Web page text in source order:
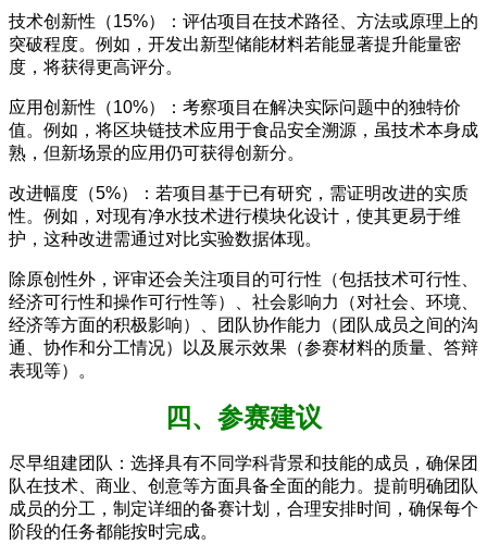
技术创新性（15%）：评估项目在技术路径、方法或原理上的
突破程度。例如，开发出新型储能材料若能显著提升能量密
度，将获得更高评分。
应用创新性（10%）：考察项目在解决实际问题中的独特价
值。例如，将区块链技术应用于食品安全溯源，虽技术本身成
熟，但新场景的应用仍可获得创新分。
改进幅度（5%）：若项目基于已有研究，需证明改进的实质
性。例如，对现有净水技术进行模块化设计，使其更易于维
护，这种改进需通过对比实验数据体现。
除原创性外，评审还会关注项目的可行性（包括技术可行性、
经济可行性和操作可行性等）、社会影响力（对社会、环境、
经济等方面的积极影响）、团队协作能力（团队成员之间的沟
通、协作和分工情况）以及展示效果（参赛材料的质量、答辩
表现等）。
四、参赛建议
尽早组建团队：选择具有不同学科背景和技能的成员，确保团
队在技术、商业、创意等方面具备全面的能力。提前明确团队
成员的分工，制定详细的备赛计划，合理安排时间，确保每个
阶段的任务都能按时完成。